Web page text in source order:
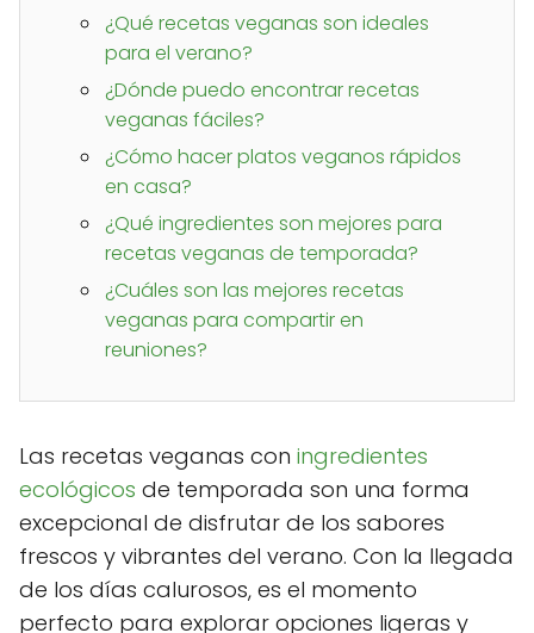
¿Qué recetas veganas son ideales
para el verano?
¿Dónde puedo encontrar recetas
veganas fáciles?
¿Cómo hacer platos veganos rápidos
en casa?
¿Qué ingredientes son mejores para
recetas veganas de temporada?
¿Cuáles son las mejores recetas
veganas para compartir en
reuniones?
Las recetas veganas con ingredientes
ecológicos de temporada son una forma
excepcional de disfrutar de los sabores
frescos y vibrantes del verano. Con la llegada
de los días calurosos, es el momento
perfecto para explorar opciones ligeras y